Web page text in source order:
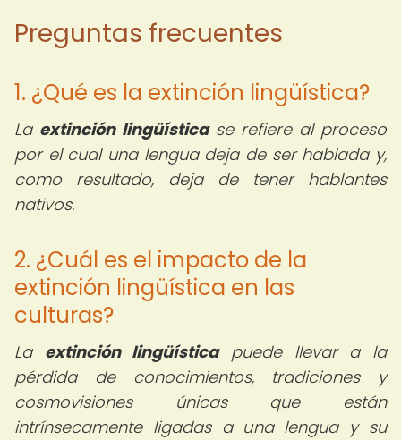
Preguntas frecuentes
1. ¿Qué es la extinción lingüística?
La extinción lingüísticase refiere al proceso
por el cual una lengua deja de ser hablada y,
como resultado, deja de tener hablantes
nativos.
2. ¿Cuál es el impacto de la
extinción lingüística en las
culturas?
La extinción lingüísticapuede llevar a la
pérdida de conocimientos, tradiciones y
cosmovisiones únicas que están
intrínsecamente ligadas a una lengua y su